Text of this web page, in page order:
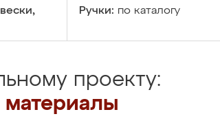
Ручки: по каталогу
проекту: